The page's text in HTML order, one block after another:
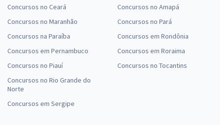
Concursos no Ceará
Concursos no Maranhão
Concursos na Paraíba
Concursos em Pernambuco
Concursos no Piauí
Concursos no Rio Grande do
Norte
Concursos em Sergipe
Concursos no Amapá
Concursos no Pará
Concursos em Rondônia
Concursos em Roraima
Concursos no Tocantins